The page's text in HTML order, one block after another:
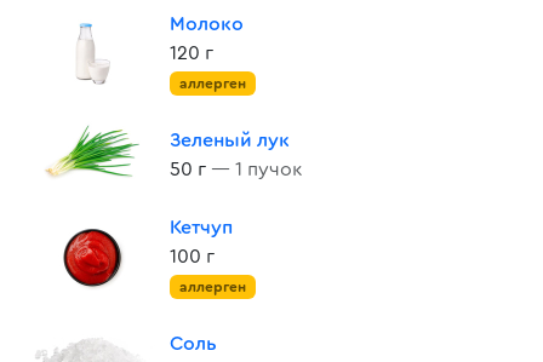
Молоко
120 г
аллерген
Зеленый лук
50 г — 1 пучок
Кетчуп
100 г
аллерген
Соль